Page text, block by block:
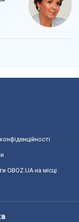
OBOZ.UA на місці